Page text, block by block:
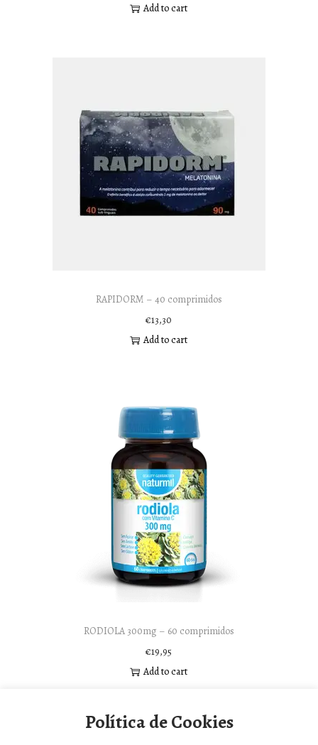
Add to cart
RAPIDORM – 40 comprimidos
€13,30
Add to cart
RODIOLA 300mg – 60 comprimidos
€19,95
Add to cart
Política de Cookies